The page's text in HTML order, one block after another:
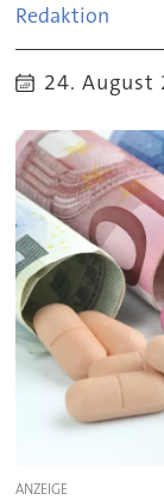
Redaktion
24.
ANZEIGE